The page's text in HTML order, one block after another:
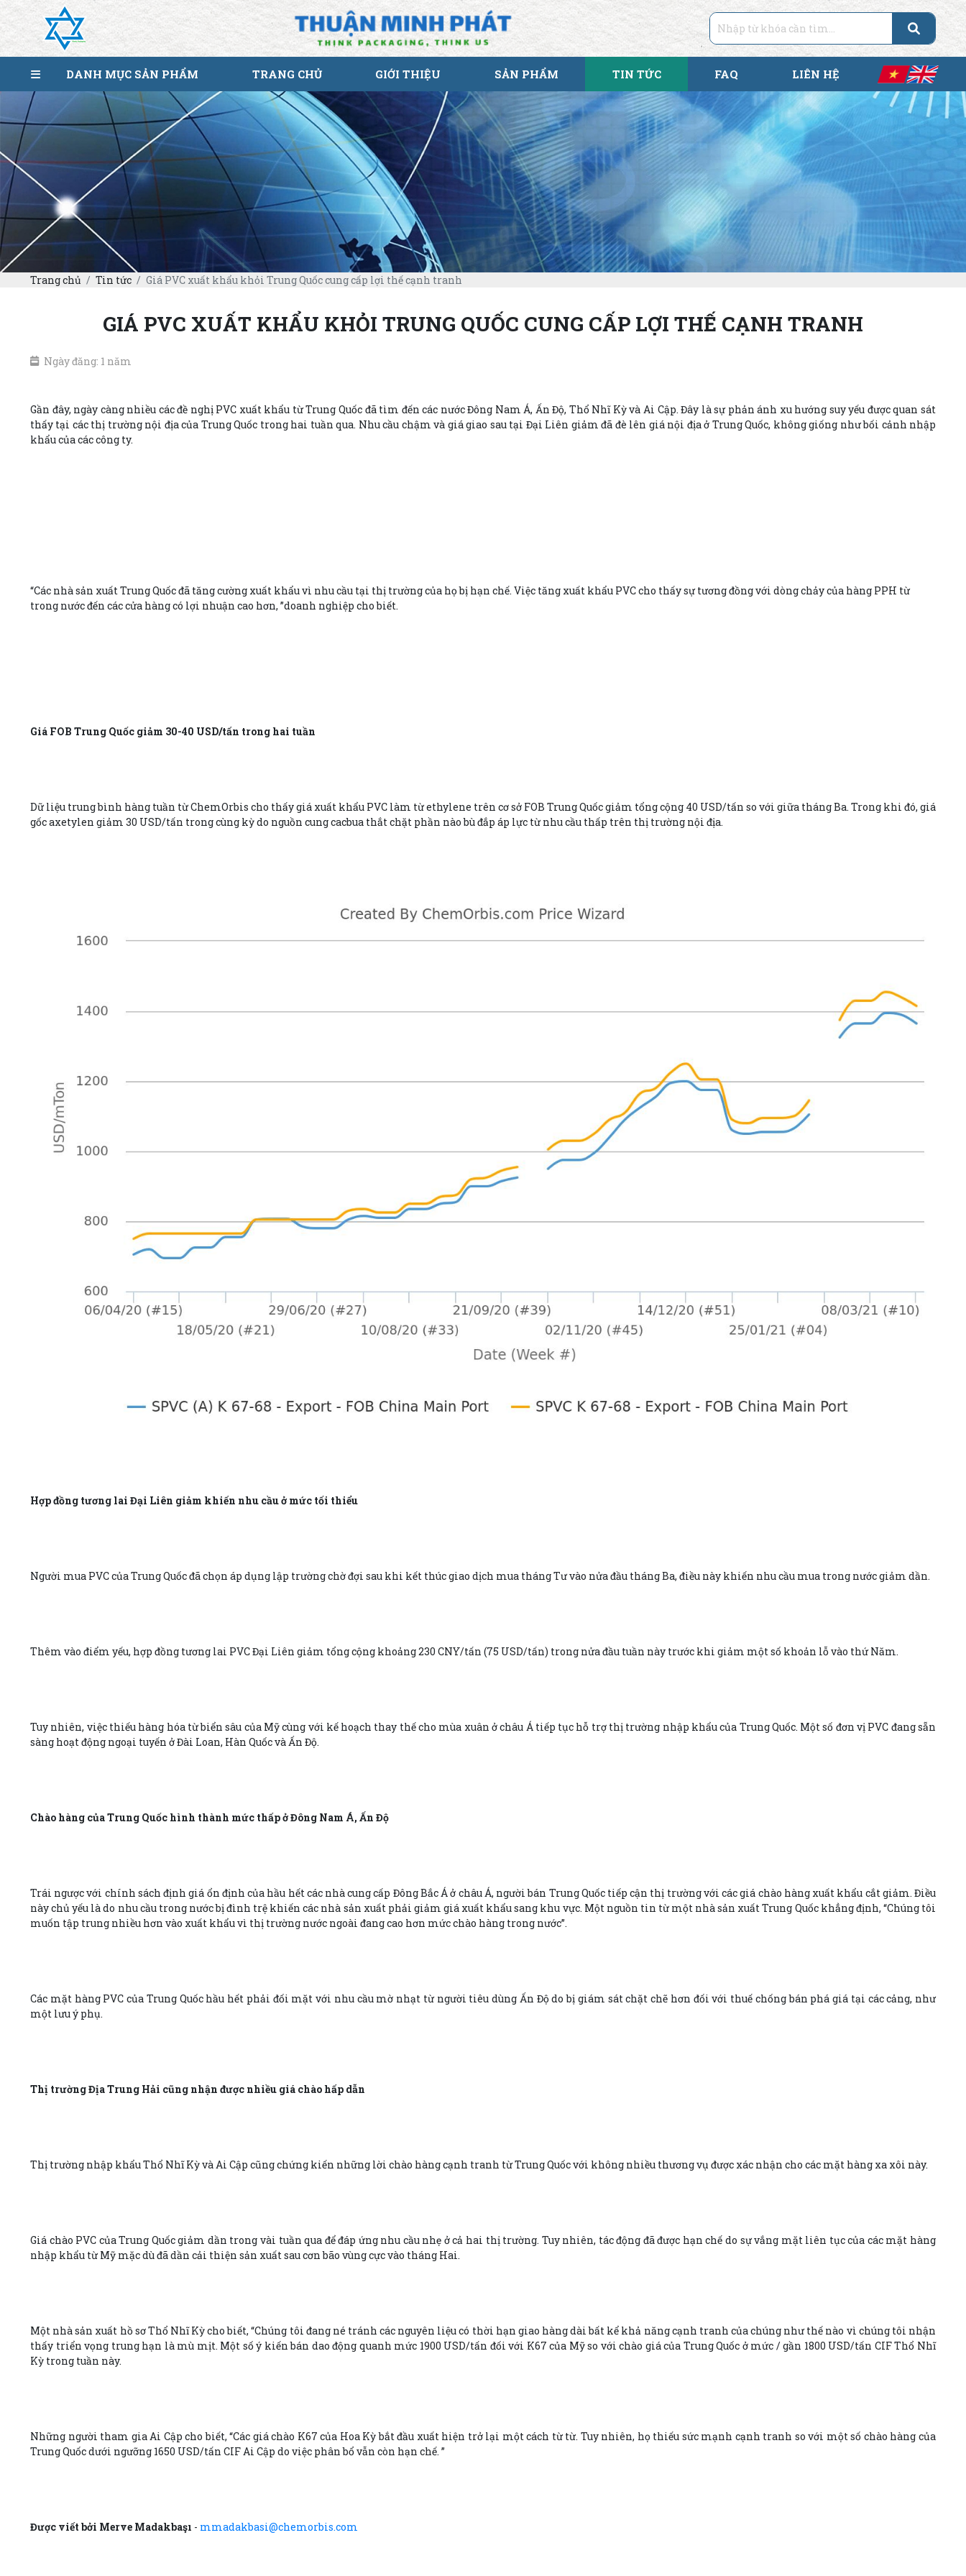
DANH MỤC SẢN PHẨM TRANG CHỦ GIỚI THIỆU SẢN PHẨM TIN TỨC FAQ LIÊN HỆ
Trang chủ Tin tức Giá PVC xuất khẩu khỏi Trung Quốc cung cấp lợi thế cạnh tranh
GIÁ PVC XUẤT KHẨU KHỎI TRUNG QUỐC CUNG CẤP LỢI THẾ CẠNH TRANH
Ngày đăng: 1 năm
Gần đây, ngày càng nhiều các đề nghị PVC xuất khẩu từ Trung Quốc đã tìm đến các nước Đông Nam Á, Ấn Độ, Thổ Nhĩ Kỳ và Ai Cập. Đây là sự phản ánh xu hướng suy yếu được quan sát
thấy tại các thị trường nội địa của Trung Quốc trong hai tuần qua. Nhu cầu chậm và giá giao sau tại Đại Liên giảm đã đè lên giá nội địa ở Trung Quốc, không giống như bối cảnh nhập
khẩu của các công ty.
“Các nhà sản xuất Trung Quốc đã tăng cường xuất khẩu vì nhu cầu tại thị trường của họ bị hạn chế. Việc tăng xuất khẩu PVC cho thấy sự tương đồng với dòng chảy của hàng PPH từ
trong nước đến các cửa hàng có lợi nhuận cao hơn, ”doanh nghiệp cho biết.
Giá FOB Trung Quốc giảm 30-40 USD/tấn trong hai tuần
Dữ liệu trung bình hàng tuần từ ChemOrbis cho thấy giá xuất khẩu PVC làm từ ethylene trên cơ sở FOB Trung Quốc giảm tổng cộng 40 USD/tấn so với giữa tháng Ba. Trong khi đó, giá
gốc axetylen giảm 30 USD/tấn trong cùng kỳ do nguồn cung cacbua thắt chặt phần nào bù đắp áp lực từ nhu cầu thấp trên thị trường nội địa.
Hợp đồng tương lai Đại Liên giảm khiến nhu cầu ở mức tối thiểu
Người mua PVC của Trung Quốc đã chọn áp dụng lập trường chờ đợi sau khi kết thúc giao dịch mua tháng Tư vào nửa đầu tháng Ba, điều này khiến nhu cầu mua trong nước giảm dần.
Thêm vào điểm yếu, hợp đồng tương lai PVC Đại Liên giảm tổng cộng khoảng 230 CNY/tấn (75 USD/tấn) trong nửa đầu tuần này trước khi giảm một số khoản lỗ vào thứ Năm.
Tuy nhiên, việc thiếu hàng hóa từ biển sâu của Mỹ cùng với kế hoạch thay thế cho mùa xuân ở châu Á tiếp tục hỗ trợ thị trường nhập khẩu của Trung Quốc. Một số đơn vị PVC đang sẵn
sàng hoạt động ngoại tuyến ở Đài Loan, Hàn Quốc và Ấn Độ.
Chào hàng của Trung Quốc hình thành mức thấp ở Đông Nam Á, Ấn Độ
Trái ngược với chính sách định giá ổn định của hầu hết các nhà cung cấp Đông Bắc Á ở châu Á, người bán Trung Quốc tiếp cận thị trường với các giá chào hàng xuất khẩu cắt giảm. Điều
này chủ yếu là do nhu cầu trong nước bị đình trệ khiến các nhà sản xuất phải giảm giá xuất khẩu sang khu vực. Một nguồn tin từ một nhà sản xuất Trung Quốc khẳng định, “Chúng tôi
muốn tập trung nhiều hơn vào xuất khẩu vì thị trường nước ngoài đang cao hơn mức chào hàng trong nước”.
Các mặt hàng PVC của Trung Quốc hầu hết phải đối mặt với nhu cầu mờ nhạt từ người tiêu dùng Ấn Độ do bị giám sát chặt chẽ hơn đối với thuế chống bán phá giá tại các cảng, như
một lưu ý phụ.
Thị trường Địa Trung Hải cũng nhận được nhiều giá chào hấp dẫn
Thị trường nhập khẩu Thổ Nhĩ Kỳ và Ai Cập cũng chứng kiến những lời chào hàng cạnh tranh từ Trung Quốc với không nhiều thương vụ được xác nhận cho các mặt hàng xa xôi này.
Giá chào PVC của Trung Quốc giảm dần trong vài tuần qua để đáp ứng nhu cầu nhẹ ở cả hai thị trường. Tuy nhiên, tác động đã được hạn chế do sự vắng mặt liên tục của các mặt hàng
nhập khẩu từ Mỹ mặc dù đã dần cải thiện sản xuất sau cơn bão vùng cực vào tháng Hai.
Một nhà sản xuất hồ sơ Thổ Nhĩ Kỳ cho biết, “Chúng tôi đang né tránh các nguyên liệu có thời hạn giao hàng dài bất kể khả năng cạnh tranh của chúng như thế nào vì chúng tôi nhận
thấy triển vọng trung hạn là mù mịt. Một số ý kiến bán dao động quanh mức 1900 USD/tấn đối với K67 của Mỹ so với chào giá của Trung Quốc ở mức / gần 1800 USD/tấn CIF Thổ Nhĩ
Kỳ trong tuần này.
Những người tham gia Ai Cập cho biết, “Các giá chào K67 của Hoa Kỳ bắt đầu xuất hiện trở lại một cách từ từ. Tuy nhiên, họ thiếu sức mạnh cạnh tranh so với một số chào hàng của
Trung Quốc dưới ngưỡng 1650 USD/tấn CIF Ai Cập do việc phân bổ vẫn còn hạn chế. ”
Được viết bởi Merve Madakbaşı - mmadakbasi@chemorbis.com